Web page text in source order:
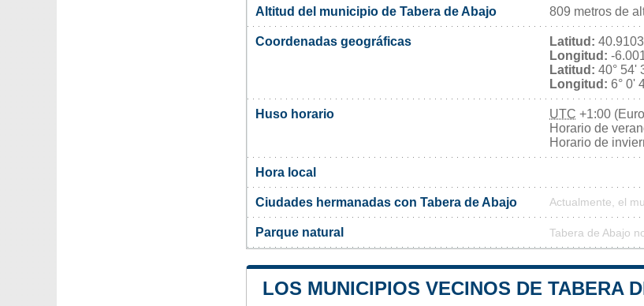
Altitud del municipio de Tabera de Abajo 809 metros de
Coordenadas geográficas Latitud: 40.9103
Longitud: -
Latitud: 40° 54'
Longitud: 6° 0'
Huso horario UTC +1:00
Horario de
Horario de
Hora local
Ciudades hermanadas con Tabera de Abajo Actualmente, el
Parque natural Tabera de Abajo
LOS MUNICIPIOS VECINOS DE TABERA